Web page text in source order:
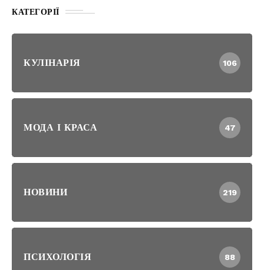
КАТЕГОРІЇ
КУЛІНАРІЯ 106
МОДА І КРАСА 47
НОВИНИ 219
ПСИХОЛОГІЯ 88